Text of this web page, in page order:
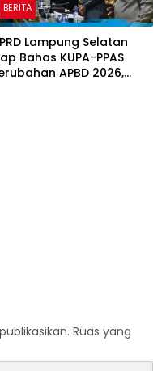
BERITA
Lampung Selatan
Bahas KUPA-PPAS
APBD 2026,
Ruas yang